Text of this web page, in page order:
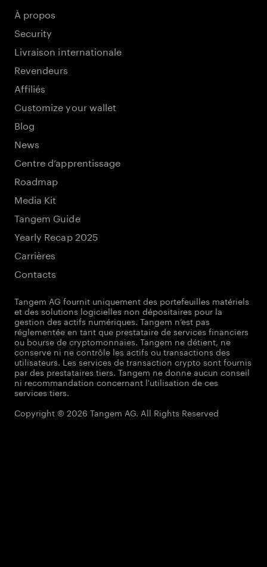
À propos
Security
Livraison internationale
Revendeurs
Affiliés
Customize your wallet
Blog
News
Centre d’apprentissage
Roadmap
Media Kit
Tangem Guide
Yearly Recap 2025
Carrières
Contacts
Tangem AG fournit uniquement des portefeuilles matériels
et des solutions logicielles non dépositaires pour la
gestion des actifs numériques. Tangem n’est pas
réglementée en tant que prestataire de services financiers
ou bourse de cryptomonnaies. Tangem ne détient, ne
conserve ni ne contrôle les actifs ou transactions des
utilisateurs. Les services de transaction crypto sont fournis
par des prestataires tiers. Tangem ne donne aucun conseil
ni recommandation concernant l'utilisation de ces
services tiers.